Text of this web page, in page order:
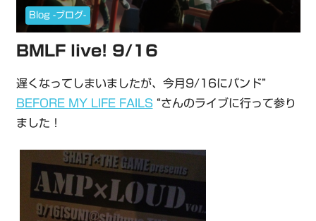
Blog -ブログ-
BMLF live! 9/16
遅くなってしまいましたが、今月9/16にバンド”
BEFORE MY LIFE FAILS“さんのライブに行って参り
ました！